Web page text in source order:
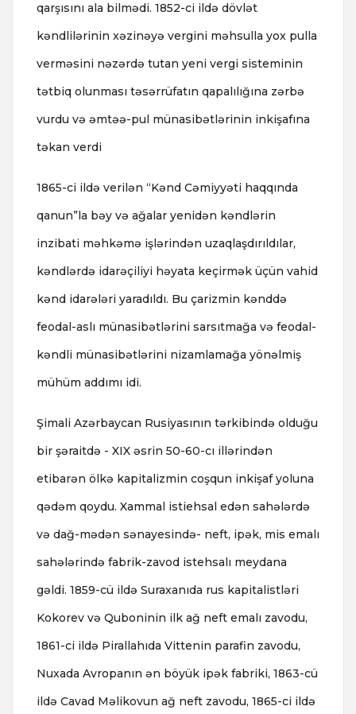
qarşısını ala bilmədi. 1852-ci ildə dövlət
kəndlilərinin xəzinəyə vergini məhsulla yox pulla
verməsini nəzərdə tutan yeni vergi sisteminin
tətbiq olunması təsərrüfatın qapalılığına zərbə
vurdu və əmtəə-pul münasibətlərinin inkişafına
təkan verdi
1865-ci ildə verilən “Kənd Cəmiyyəti haqqında
qanun”la bəy və ağalar yenidən kəndlərin
inzibati məhkəmə işlərindən uzaqlaşdırıldılar,
kəndlərdə idarəçiliyi həyata keçirmək üçün vahid
kənd idarələri yaradıldı. Bu çarizmin kənddə
feodal-aslı münasibətlərini sarsıtmağa və feodal-
kəndli münasibətlərini nizamlamağa yönəlmiş
mühüm addımı idi.
Şimali Azərbaycan Rusiyasının tərkibində olduğu
bir şəraitdə - XIX əsrin 50-60-cı illərindən
etibarən ölkə kapitalizmin coşqun inkişaf yoluna
qədəm qoydu. Xammal istiehsal edən sahələrdə
və dağ-mədən sənayesində- neft, ipək, mis emalı
sahələrində fabrik-zavod istehsalı meydana
gəldi. 1859-cü ildə Suraxanıda rus kapitalistləri
Kokorev və Quboninin ilk ağ neft emalı zavodu,
1861-ci ildə Pirallahıda Vittenin parafin zavodu,
Nuxada Avropanın ən böyük ipək fabriki, 1863-cü
ildə Cavad Məlikovun ağ neft zavodu, 1865-ci ildə